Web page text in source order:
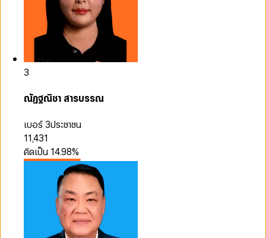
3
ณัฏฐณิชา สารบรรณ
เบอร์ 3ประชาชน
11,431
คิดเป็น 14.98%